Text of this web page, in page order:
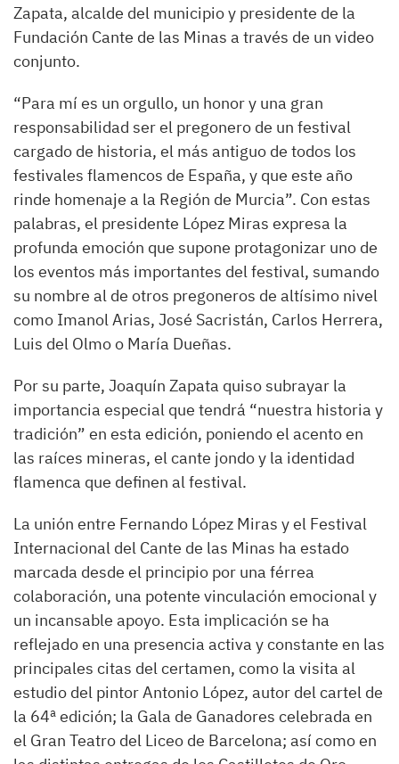
Zapata, alcalde del municipio y presidente de la
Fundación Cante de las Minas a través de un video
conjunto.
“Para mí es un orgullo, un honor y una gran
responsabilidad ser el pregonero de un festival
cargado de historia, el más antiguo de todos los
festivales flamencos de España, y que este año
rinde homenaje a la Región de Murcia”. Con estas
palabras, el presidente López Miras expresa la
profunda emoción que supone protagonizar uno de
los eventos más importantes del festival, sumando
su nombre al de otros pregoneros de altísimo nivel
como Imanol Arias, José Sacristán, Carlos Herrera,
Luis del Olmo o María Dueñas.
Por su parte, Joaquín Zapata quiso subrayar la
importancia especial que tendrá “nuestra historia y
tradición” en esta edición, poniendo el acento en
las raíces mineras, el cante jondo y la identidad
flamenca que definen al festival.
La unión entre Fernando López Miras y el Festival
Internacional del Cante de las Minas ha estado
marcada desde el principio por una férrea
colaboración, una potente vinculación emocional y
un incansable apoyo. Esta implicación se ha
reflejado en una presencia activa y constante en las
principales citas del certamen, como la visita al
estudio del pintor Antonio López, autor del cartel de
la 64ª edición; la Gala de Ganadores celebrada en
el Gran Teatro del Liceo de Barcelona; así como en